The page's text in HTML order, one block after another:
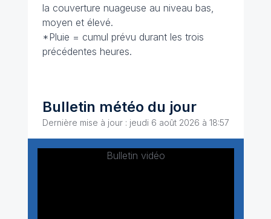
la couverture nuageuse au niveau bas,
moyen et élevé.
*Pluie = cumul prévu durant les trois
précédentes heures.
Bulletin météo du jour
Dernière mise à jour : jeudi 6 août 2026 à 18:57
Bulletin vidéo